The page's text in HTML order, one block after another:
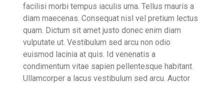
facilisi morbi tempus iaculis urna. Tellus mauris a
diam maecenas. Consequat nisl vel pretium lectus
quam. Dictum sit amet justo donec enim diam
vulputate ut. Vestibulum sed arcu non odio
euismod lacinia at quis. Id venenatis a
condimentum vitae sapien pellentesque habitant.
Ullamcorper a lacus vestibulum sed arcu. Auctor